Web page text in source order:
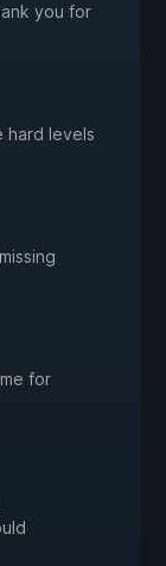
you for
hard levels
for